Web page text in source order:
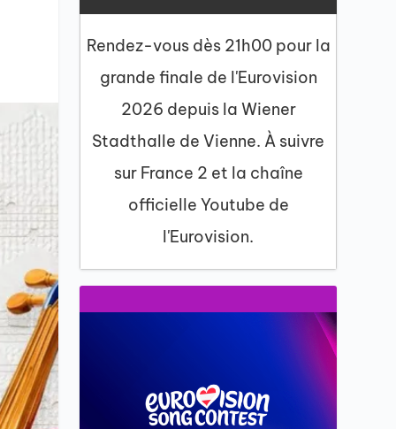
Rendez-vous dès 21h00 pour la
grande finale de l'Eurovision
2026 depuis la Wiener
Stadthalle de Vienne. À suivre
sur France 2 et la chaîne
officielle Youtube de
l'Eurovision.